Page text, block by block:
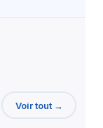
Voir tout →